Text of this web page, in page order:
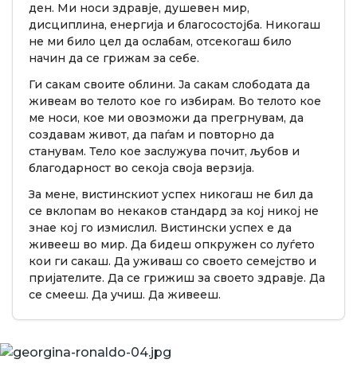
ден. Ми носи здравје, душевен мир,
дисциплина, енергија и благосостојба. Никогаш
не ми било цел да ослабам, отсекогаш било
начин да се грижам за себе.
Ги сакам своите облини. Ја сакам слободата да
живеам во телото кое го избирам. Во телото кое
ме носи, кое ми овозможи да прегрнувам, да
создавам живот, да паѓам и повторно да
станувам. Тело кое заслужува почит, љубов и
благодарност во секоја своја верзија.
За мене, вистинскиот успех никогаш не бил да
се вклопам во некаков стандард за кој никој не
знае кој го измислил. Вистински успех е да
живееш во мир. Да бидеш опкружен со луѓето
кои ги сакаш. Да уживаш со своето семејство и
пријателите. Да се грижиш за своето здравје. Да
се смееш. Да учиш. Да живееш.